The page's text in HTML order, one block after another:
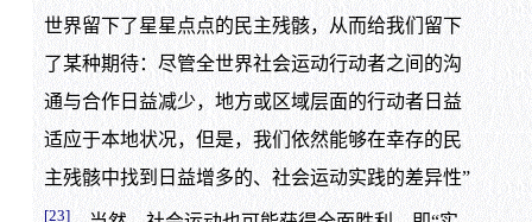
世界留下了星星点点的民主残骸，从而给我们留下
了某种期待：尽管全世界社会运动行动者之间的沟
通与合作日益减少，地方或区域层面的行动者日益
适应于本地状况，但是，我们依然能够在幸存的民
主残骸中找到日益增多的、社会运动实践的差异性”
[23]